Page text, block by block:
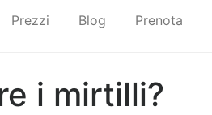
Prezzi Blog Prenota
i mirtilli?